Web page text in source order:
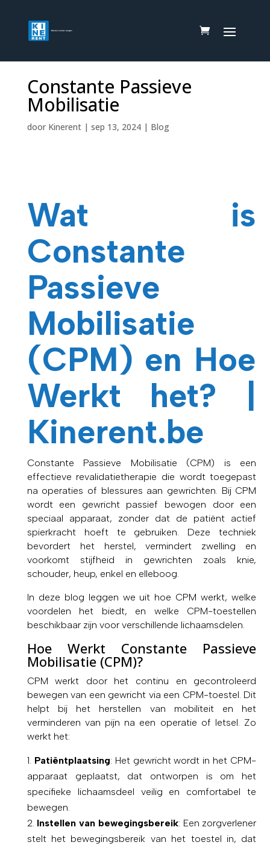
Constante Passieve
Mobilisatie
door Kinerent| sep 13, 2024| Blog
Wat is
Constante
Passieve
Mobilisatie
(CPM) en Hoe
Werkt het? |
Kinerent.be
Constante Passieve Mobilisatie (CPM) is een
effectieve revalidatietherapie die wordt toegepast
na operaties of blessures aan gewrichten. Bij CPM
wordt een gewricht passief bewogen door een
speciaal apparaat, zonder dat de patiënt actief
spierkracht hoeft te gebruiken. Deze techniek
bevordert het herstel, vermindert zwelling en
voorkomt stijfheid in gewrichten zoals knie,
schouder, heup, enkel en elleboog.
In deze blog leggen we uit hoe CPM werkt, welke
voordelen het biedt, en welke CPM-toestellen
beschikbaar zijn voor verschillende lichaamsdelen.
Hoe Werkt Constante Passieve
Mobilisatie (CPM)?
CPM werkt door het continu en gecontroleerd
bewegen van een gewricht via een CPM-toestel. Dit
helpt bij het herstellen van mobiliteit en het
verminderen van pijn na een operatie of letsel. Zo
werkt het:
Patiëntplaatsing: Het gewricht wordt in het CPM-
apparaat geplaatst, dat ontworpen is om het
specifieke lichaamsdeel veilig en comfortabel te
bewegen.
Instellen van bewegingsbereik: Een zorgverlener
stelt het bewegingsbereik van het toestel in, dat